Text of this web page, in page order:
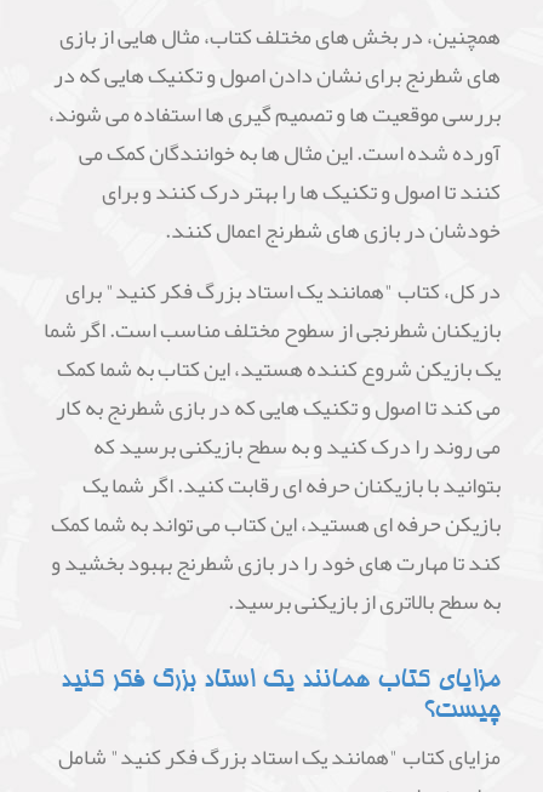
همچنین، در بخش های مختلف کتاب، مثال هایی از بازی
های شطرنج برای نشان دادن اصول و تکنیک هایی که در
بررسی موقعیت ها و تصمیم گیری ها استفاده می شوند،
آورده شده است. این مثال ها به خوانندگان کمک می
کنند تا اصول و تکنیک ها را بهتر درک کنند و برای
خودشان در بازی های شطرنج اعمال کنند.
در کل، کتاب "همانند یک استاد بزرگ فکر کنید" برای
بازیکنان شطرنجی از سطوح مختلف مناسب است. اگر شما
یک بازیکن شروع کننده هستید، این کتاب به شما کمک
می کند تا اصول و تکنیک هایی که در بازی شطرنج به کار
می روند را درک کنید و به سطح بازیکنی برسید که
بتوانید با بازیکنان حرفه ای رقابت کنید. اگر شما یک
بازیکن حرفه ای هستید، این کتاب می تواند به شما کمک
کند تا مهارت های خود را در بازی شطرنج بهبود بخشید و
به سطح بالاتری از بازیکنی برسید.
مزایای کتاب همانند یک استاد بزرگ فکر کنید
چیست؟
مزایای کتاب "همانند یک استاد بزرگ فکر کنید" شامل